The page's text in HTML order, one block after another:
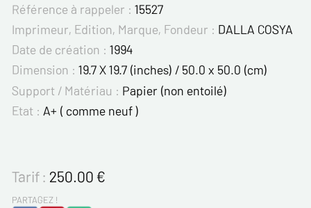
Référence à rappeler : 15527
Imprimeur, Edition, Marque, Fondeur : DALLA COSYA
Date de création : 1994
Dimension : 19.7 X 19.7 (inches) / 50.0 x 50.0 (cm)
Support / Matériau : Papier (non entoilé)
Etat : A+ ( comme neuf )
Tarif : 250.00€
PARTAGEZ !